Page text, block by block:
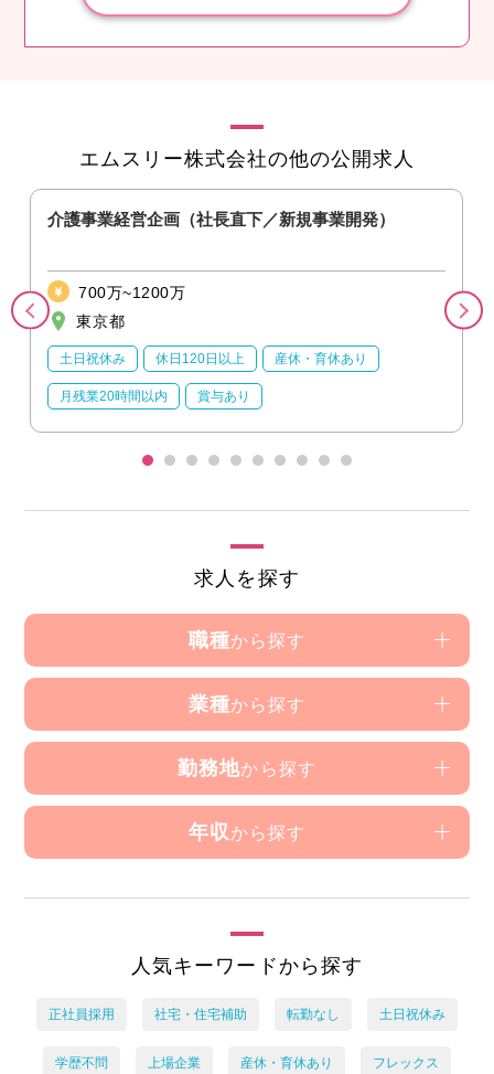
エムスリー株式会社の他の公開求人
介護事業経営企画（社長直下／新規事業開発）
700万~1200万
東京都
土日祝休み 休日120日以上 産休・育休あり
月残業20時間以内 賞与あり
求人を探す
職種から探す
業種から探す
勤務地から探す
年収 から探す
人気キーワードから探す
正社員採用 社宅・住宅補助 転勤なし 土日祝休み
学歴不問 上場企業 産休・育休あり フレックス